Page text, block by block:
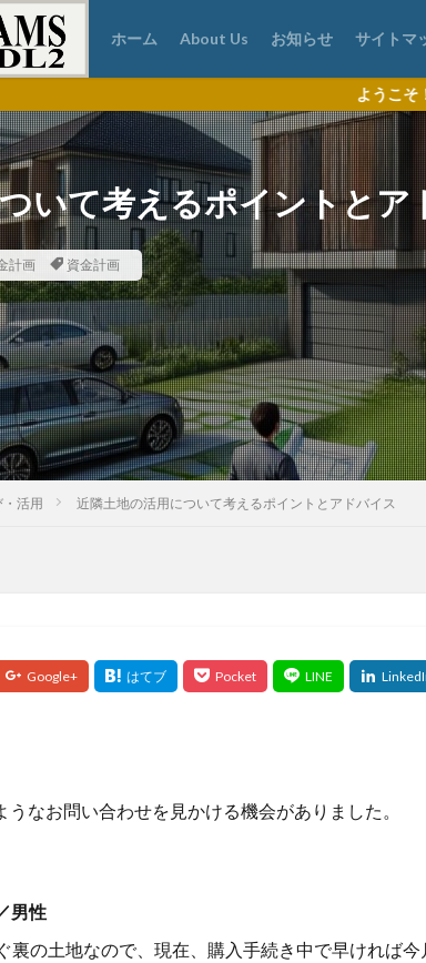
ホーム About Us お知らせ サイトマ
ようこそ！「住まいの夢 研究室
いて考えるポイントとア
計画 資金計画
活用 近隣土地の活用について考えるポイントとアドバイス
なお問い合わせを見かける機会がありました。
男性
裏の土地なので、現在、購入手続き中で早ければ今